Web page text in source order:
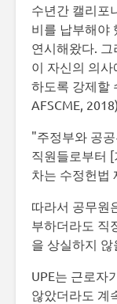
수년간 캘리포
비를 납부해야
연시해왔다.
이 자신의 의
하도록 강제할
AFSCME,
"주정부와 공
직원들로부터
차는 수정헌법
따라서 공무원
부하더라도 직
을 상실하지 않
UPE는 근로자
않았더라도 계